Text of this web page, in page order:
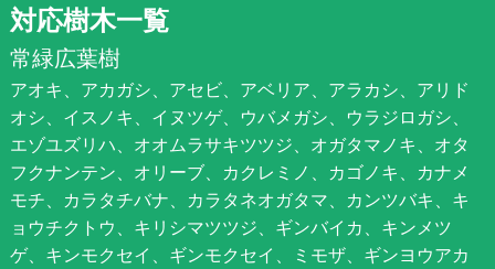
対応樹木一覧
常緑広葉樹
アオキ、アカガシ、アセビ、アベリア、アラカシ、アリド
オシ、イスノキ、イヌツゲ、ウバメガシ、ウラジロガシ、
エゾユズリハ、オオムラサキツツジ、オガタマノキ、オタ
フクナンテン、オリーブ、カクレミノ、カゴノキ、カナメ
モチ、カラタチバナ、カラタネオガタマ、カンツバキ、キ
ョウチクトウ、キリシマツツジ、ギンバイカ、キンメツ
ゲ、キンモクセイ、ギンモクセイ、ミモザ、ギンヨウアカ